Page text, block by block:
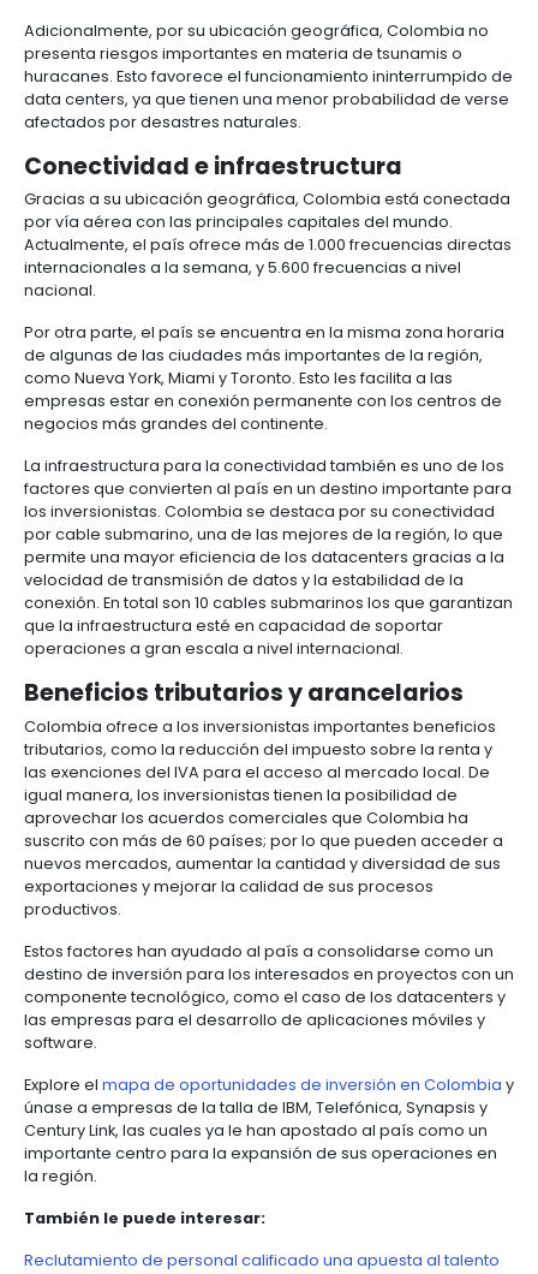
Régimen
de
zonas
francas
Ventajas de zonas francas
Colombia
Colombia ofrece a los inversionistas distintas
la construcción y establecimiento de data centers.
de las zonas francas, áreas en las que se instalan
con beneficios a nivel aduanero y tributario,
industriales en las principales ciudades del país.
Condiciones geográficas
A diferencia de otros países de la región,
bajo índice de desastres naturales. Según el
Geológico Colombiano, en los últimos 16 años
escala Richter.
Adicionalmente, por su ubicación geográfica,
presenta riesgos importantes en materia de
huracanes. Esto favorece el funcionamiento
data centers, ya que tienen una menor
afectados por desastres naturales.
Conectividad e infraestructura
Gracias a su ubicación geográfica, Colombia está
por vía aérea con las principales capitales del
Actualmente, el país ofrece más de 1.000
internacionales a la semana, y 5.600 frecuencias a
nacional.
Por otra parte, el país se encuentra en la misma
como Nueva York, Miami y Toronto. Esto les facilita a
empresas estar en conexión permanente con los
negocios más grandes del continente.
factores que convierten al país en un destino
los inversionistas. Colombia se destaca por su
por cable submarino, una de las mejores de la
permite una mayor eficiencia de los datacenters
velocidad de transmisión de datos y la estabilidad